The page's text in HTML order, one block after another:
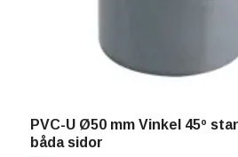
PVC-U Ø50 mm Vinkel 45º
båda sidor